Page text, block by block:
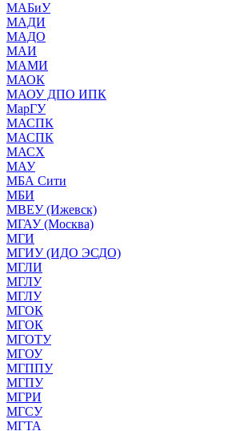
МАБиУ
МАДИ
МАДО
МАИ
МАМИ
МАОК
МАОУ ДПО ИПК
МарГУ
МАСПК
МАСПК
МАСХ
МАУ
МБА Сити
МБИ
МВЕУ (Ижевск)
МГАУ (Москва)
МГИ
МГИУ (ИДО ЭСДО)
МГЛИ
МГЛУ
МГЛУ
МГОК
МГОК
МГОТУ
МГОУ
МГППУ
МГПУ
МГРИ
МГСУ
МГТА